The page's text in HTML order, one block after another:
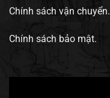
Chính sách vận chuyển.
Chính sách bảo mật.